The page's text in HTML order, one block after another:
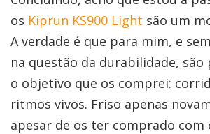
os Kiprun KS900 Light são um
A verdade é que para mim, e
na questão da durabilidade,
o objetivo que os comprei:
ritmos vivos. Friso apenas
apesar de os ter comprado com